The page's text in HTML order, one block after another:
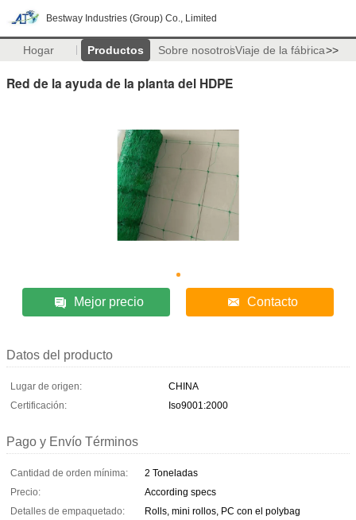
Bestway Industries (Group) Co., Limited
Hogar Productos Sobre nosotrosViaje de la fábrica>>
Red de la ayuda de la planta del HDPE
Mejor precio Contacto
Datos del producto
Lugar de origen:
CHINA
Certificación:
Iso9001:2000
Pago y Envío Términos
Cantidad de orden mínima:
2 Toneladas
Precio:
According specs
Detalles de empaquetado:
Rolls, mini rollos, PC con el polybag